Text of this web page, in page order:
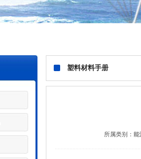
塑料材料手册
所属类别： 能